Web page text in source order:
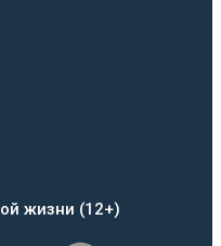
жизни (12+)